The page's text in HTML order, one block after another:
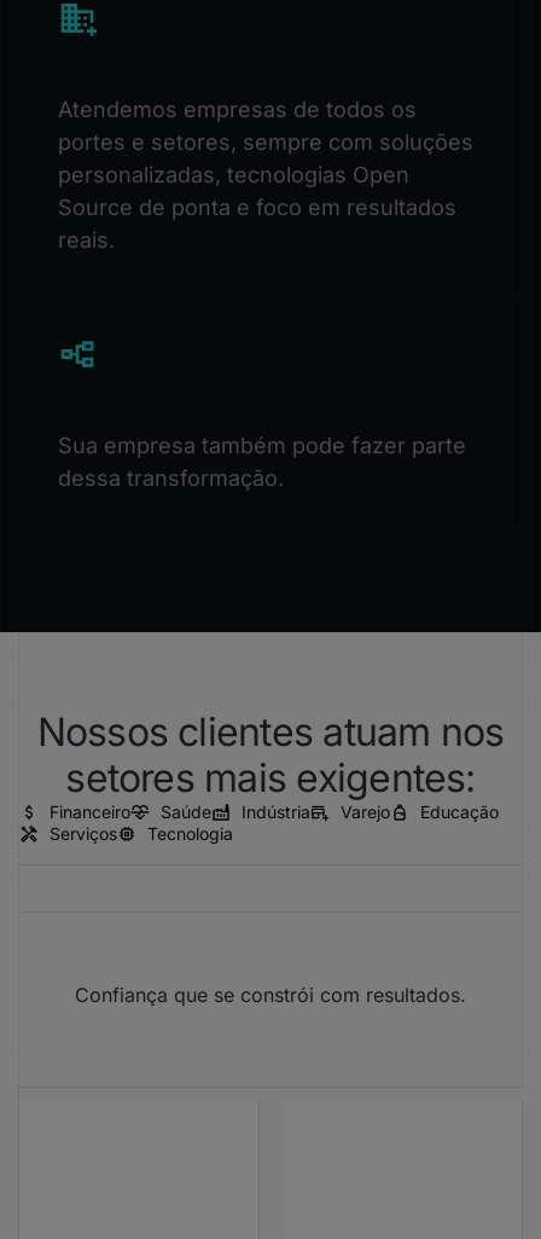
Atendemos empresas de todos os
portes e setores, sempre com soluções
personalizadas, tecnologias Open
Source de ponta e foco em resultados
reais.
Sua empresa também pode fazer parte
dessa transformação.
Nossos clientes atuam nos
setores mais exigentes:
Financeiro Saúde Indústria Varejo
Educação
Serviços
Tecnologia
Confiança que se constrói com resultados.